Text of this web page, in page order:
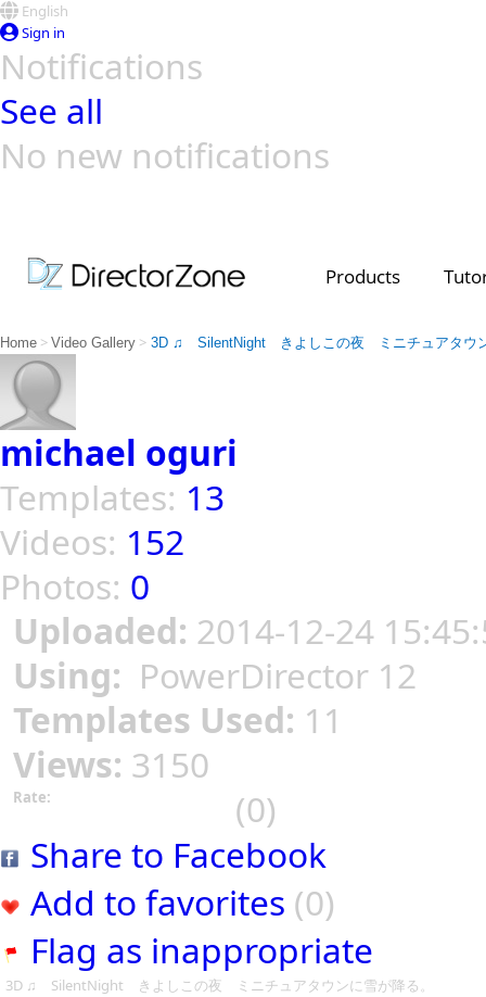
English
Sign in
Notifications
See all
No new notifications
Products
Home > Video Gallery > 3D ♫ SilentNight きよしこの夜 ミニチュアタウ
michael oguri
Templates: 13
Videos: 152
Photos: 0
Uploaded: 2014-12-24
Using: PowerDirector 12
Templates Used: 11
Views: 3150
Rate:
(0)
Share to Facebook
Add to favorites (0)
Flag as inappropriate
3D ♫ SilentNight きよしこの夜 ミニチュアタウンに雪が降る。